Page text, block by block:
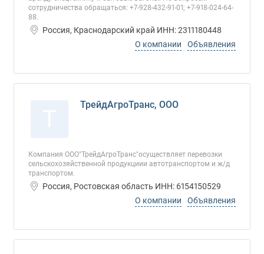
сотрудничества обращаться: +7-928-432-91-01; +7-918-024-64-
88.
Россия, Краснодарский край ИНН: 2311180448
О компании
Объявления
ТрейдАгроТранс, ООО
Компания ООО"ТрейдАгроТранс"осуществляет перевозки
сельскохозяйственной продукциии автотранспортом и ж/д
транспортом.
Россия, Ростовская область ИНН: 6154150529
О компании
Объявления